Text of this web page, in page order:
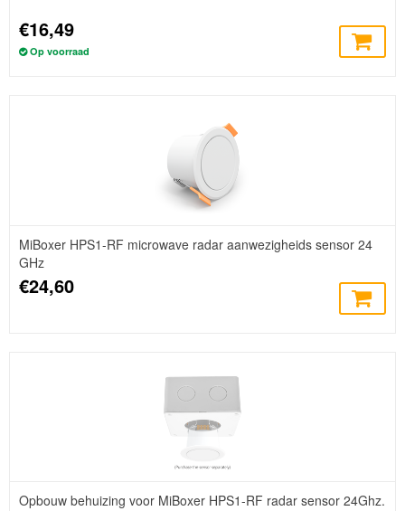
€16,49
Op voorraad
MiBoxer HPS1-RF microwave radar aanwezigheids sensor 24
GHz
€24,60
Opbouw behuizing voor MiBoxer HPS1-RF radar sensor 24Ghz.